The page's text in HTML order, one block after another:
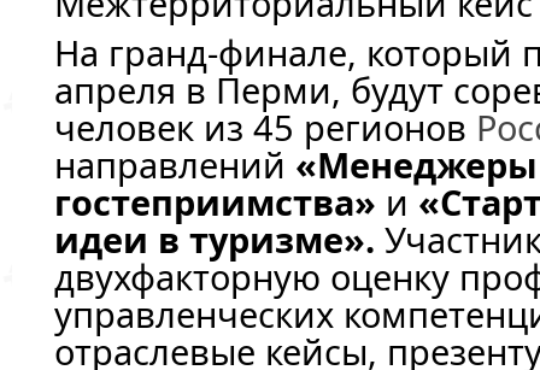
На гранд-финале, который
апреля в Перми, будут
человек из 45 регионов
направлений
гостеприимства» и
идеи в туризме».
двухфакторную оценку
управленческих
отраслевые кейсы,